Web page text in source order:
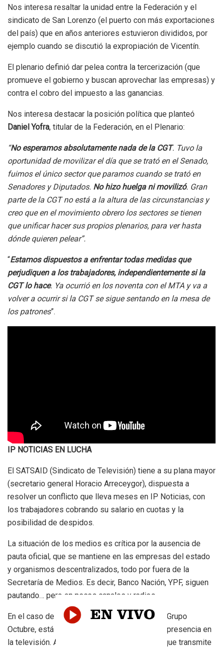
Nos interesa resaltar la unidad entre la Federación y el
sindicato de San Lorenzo (el puerto con más exportaciones
del país) que en años anteriores estuvieron divididos, por
ejemplo cuando se discutió la expropiación de Vicentín.
El plenario definió dar pelea contra la tercerización (que
promueve el gobierno y buscan aprovechar las empresas) y
contra el cobro del impuesto a las ganancias.
Nos interesa destacar la posición política que planteó
Daniel Yofra, titular de la Federación, en el Plenario:
“No esperamos absolutamente nada de la CGT. Tuvo la
oportunidad de movilizar el día que se trató en el Senado,
fuimos el único sector que paramos cuando se trató en
Senadores y Diputados. No hizo huelga ni movilizó. Gran
parte de la CGT no está a la altura de las circunstancias y
creo que en el movimiento obrero los sectores se tienen
que unificar hacer sus propios plenarios, para ver hasta
dónde quieren pelear”.
“Estamos dispuestos a enfrentar todas medidas que
perjudiquen a los trabajadores, independientemente si la
CGT lo hace. Ya ocurrió en los noventa con el MTA y va a
volver a ocurrir si la CGT se sigue sentando en la mesa de
los patrones”.
IP NOTICIAS EN LUCHA
El SATSAID (Sindicato de Televisión) tiene a su plana mayor
(secretario general Horacio Arreceygor), dispuesta a
resolver un conflicto que lleva meses en IP Noticias, con
los trabajadores cobrando su salario en cuotas y la
posibilidad de despidos.
La situación de los medios es crítica por la ausencia de
pauta oficial, que se mantiene en las empresas del estado
y organismos descentralizados, todo por fuera de la
Secretaría de Medios. Es decir, Banco Nación, YPF, siguen
pautando… pero en pocos canales y radios.
En el caso de Víctor Santa María, al frente del Grupo
Octubre, está ajustando todo lo que puede su presencia en
la televisión. Acordando con Mario Pergolini, que transmite